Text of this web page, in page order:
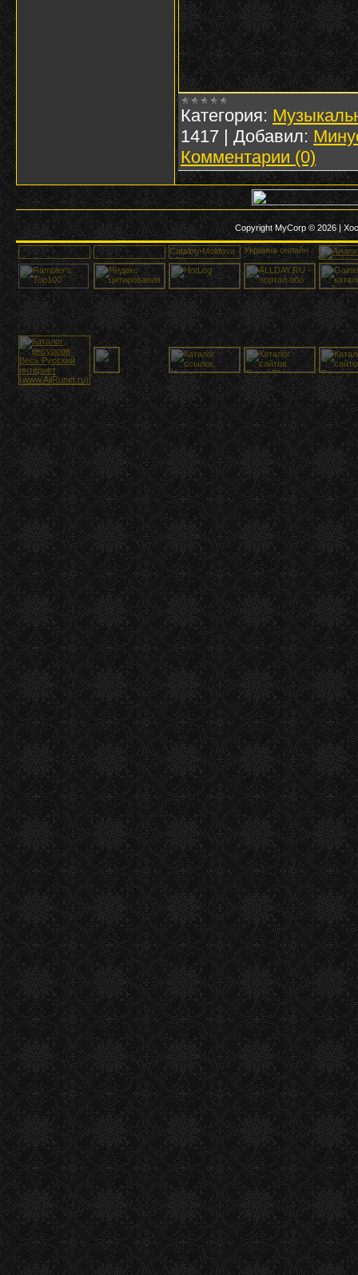
Категория:
1417 | Добавил:
Комментарии (0)
Copyright MyCorp © 2026|